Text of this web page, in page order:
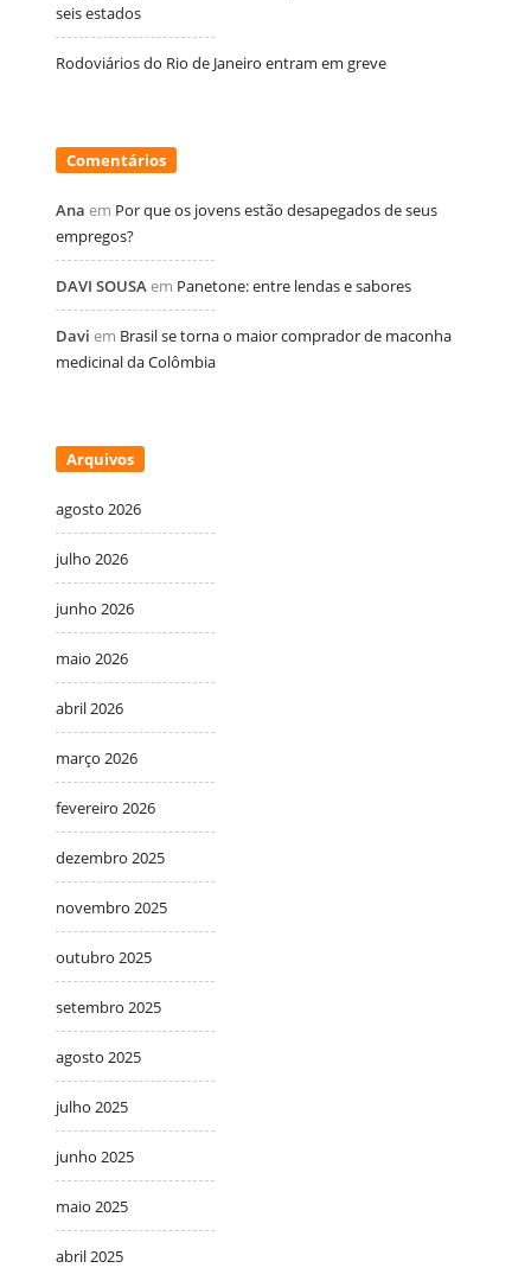
seis estados
Rodoviários do Rio de Janeiro entram em greve
Comentários
Ana em Por que os jovens estão desapegados de seus
empregos?
DAVI SOUSA em Panetone: entre lendas e sabores
Davi em Brasil se torna o maior comprador de maconha
medicinal da Colômbia
Arquivos
agosto 2026
julho 2026
junho 2026
maio 2026
abril 2026
março 2026
fevereiro 2026
dezembro 2025
novembro 2025
outubro 2025
setembro 2025
agosto 2025
julho 2025
junho 2025
maio 2025
abril 2025